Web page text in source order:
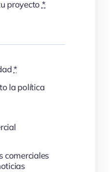
proyecto *
*
la política
comerciales